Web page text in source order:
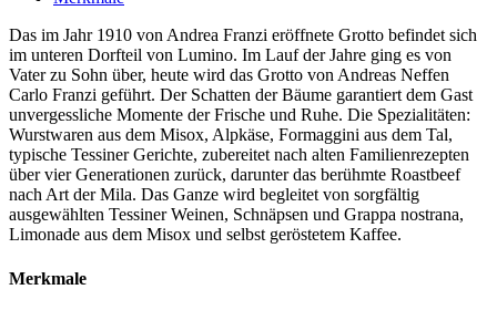
Das im Jahr 1910 von Andrea Franzi eröffnete Grotto befindet sich
im unteren Dorfteil von Lumino. Im Lauf der Jahre ging es von
Vater zu Sohn über, heute wird das Grotto von Andreas Neffen
Carlo Franzi geführt. Der Schatten der Bäume garantiert dem Gast
unvergessliche Momente der Frische und Ruhe. Die Spezialitäten:
Wurstwaren aus dem Misox, Alpkäse, Formaggini aus dem Tal,
typische Tessiner Gerichte, zubereitet nach alten Familienrezepten
über vier Generationen zurück, darunter das berühmte Roastbeef
nach Art der Mila. Das Ganze wird begleitet von sorgfältig
ausgewählten Tessiner Weinen, Schnäpsen und Grappa nostrana,
Limonade aus dem Misox und selbst geröstetem Kaffee.
Merkmale